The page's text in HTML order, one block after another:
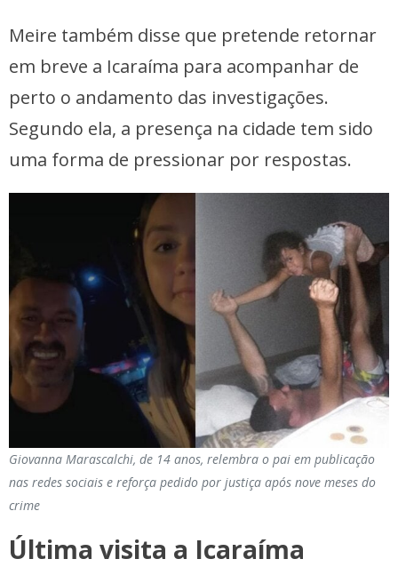
Meire também disse que pretende retornar
em breve a Icaraíma para acompanhar de
perto o andamento das investigações.
Segundo ela, a presença na cidade tem sido
uma forma de pressionar por respostas.
Giovanna Marascalchi, de 14 anos, relembra o pai em publicação
nas redes sociais e reforça pedido por justiça após nove meses do
crime
Última visita a Icaraíma